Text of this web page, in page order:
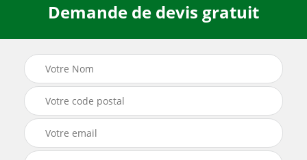
Demande de devis gratuit